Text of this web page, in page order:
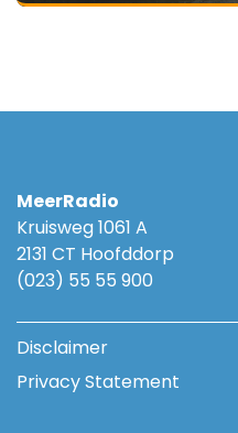
MeerRadio
Kruisweg 1061 A
2131 CT Hoofddorp
(023) 55 55 900
Disclaimer
Privacy Statement